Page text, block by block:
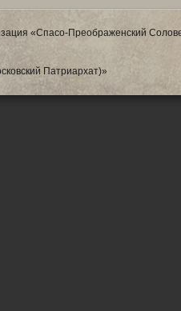
«Спасо-Преображенский
Патриархат)»